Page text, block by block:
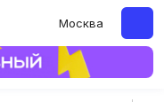
Москва